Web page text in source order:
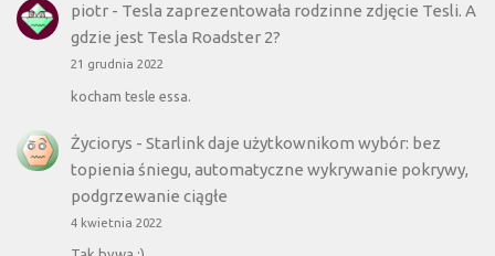
piotr- Tesla zaprezentowała rodzinne zdjęcie Tesli. A
gdzie jest Tesla Roadster 2?
21 grudnia 2022
kocham tesle essa.
Życiorys - Starlink daje użytkownikom wybór: bez
topienia śniegu, automatyczne wykrywanie pokrywy,
podgrzewanie ciągłe
4 kwietnia 2022